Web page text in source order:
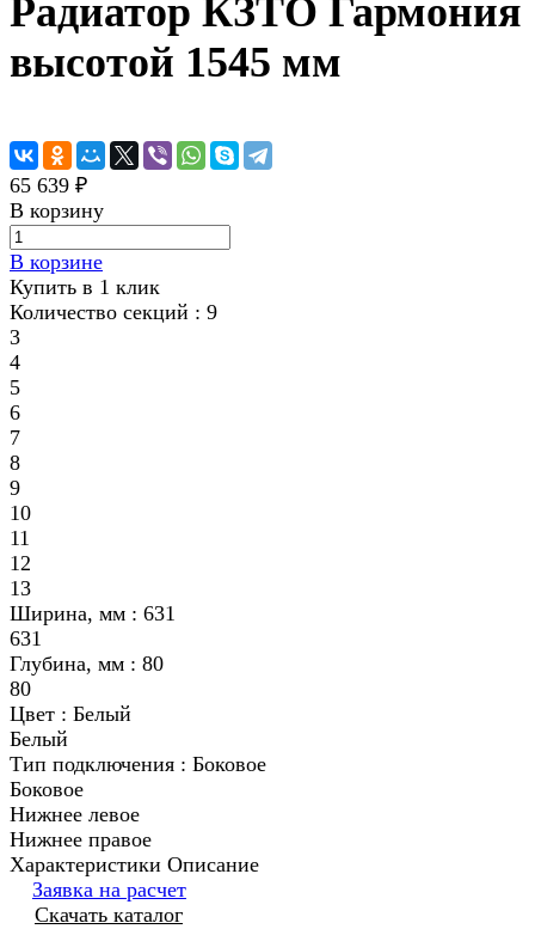
Радиатор КЗТО Гармония
высотой 1545 мм
65 639 ₽
В корзину
В корзине
Купить в 1 клик
Количество секций : 9
3
4
5
6
7
8
9
10
11
12
13
Ширина, мм : 631
631
Глубина, мм : 80
80
Цвет : Белый
Белый
Тип подключения : Боковое
Боковое
Нижнее левое
Нижнее правое
Характеристики Описание
Заявка на расчет
Скачать каталог